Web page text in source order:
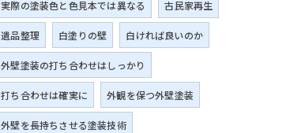
実際の塗装色と色見本では異なる 古民家再生
遺品整理 白塗りの壁 白ければ良いのか
外壁塗装の打ち合わせはしっかり
打ち合わせは確実に 外観を保つ外壁塗装
外壁を長持ちさせる塗装技術